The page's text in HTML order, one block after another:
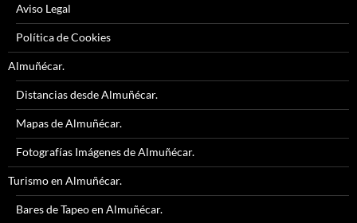
Aviso Legal
Política de Cookies
Almuñécar.
Distancias desde Almuñécar.
Mapas de Almuñécar.
Fotografías Imágenes de Almuñécar.
Turismo en Almuñécar.
Bares de Tapeo en Almuñécar.